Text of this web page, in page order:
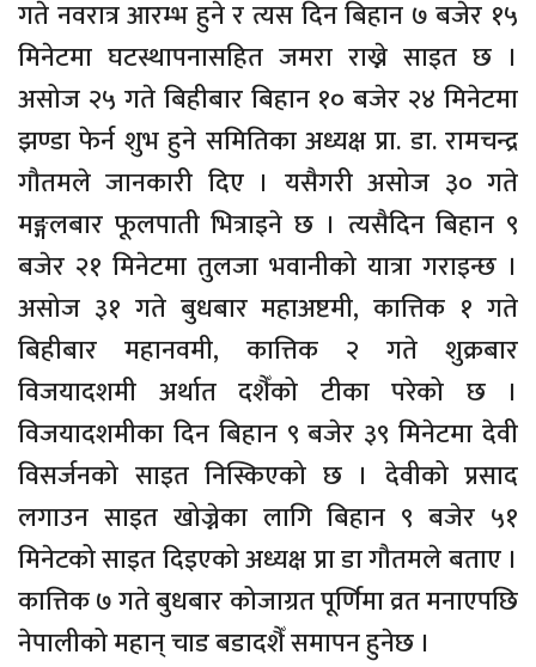
गते नवरात्र आरम्भ हुने र त्यस दिन बिहान ७ बजेर १५
मिनेटमा घटस्थापनासहित जमरा राख्ने साइत छ ।
असोज २५ गते बिहीबार बिहान १० बजेर २४ मिनेटमा
झण्डा फेर्न शुभ हुने समितिका अध्यक्ष प्रा. डा. रामचन्द्र
गौतमले जानकारी दिए । यसैगरी असोज ३० गते
मङ्गलबार फूलपाती भित्राइने छ । त्यसैदिन बिहान ९
बजेर २१ मिनेटमा तुलजा भवानीको यात्रा गराइन्छ ।
असोज ३१ गते बुधबार महाअष्टमी, कात्तिक १ गते
बिहीबार महानवमी, कात्तिक २ गते शुक्रबार
विजयादशमी अर्थात दशैँको टीका परेको छ ।
विजयादशमीका दिन बिहान ९ बजेर ३९ मिनेटमा देवी
विसर्जनको साइत निस्किएको छ । देवीको प्रसाद
लगाउन साइत खोज्नेका लागि बिहान ९ बजेर ५१
मिनेटको साइत दिइएको अध्यक्ष प्रा डा गौतमले बताए ।
कात्तिक ७ गते बुधबार कोजाग्रत पूर्णिमा व्रत मनाएपछि
नेपालीको महान् चाड बडादशैँ समापन हुनेछ ।